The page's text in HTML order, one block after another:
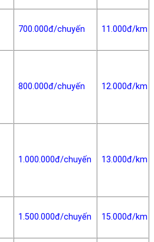
700.000đ/chuyến 11.000đ/km
800.000đ/chuyến 12.000đ/km
1.000.000đ/chuyến 13.000đ/km
1.500.000đ/chuyến 15.000đ/km